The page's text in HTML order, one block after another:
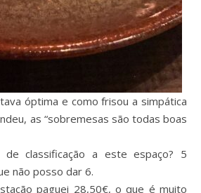
óptima e como frisou a simpática
as “sobremesas são todas boas
classificação a este espaço? 5
não posso dar 6.
paguei 28,50€, o que é muito